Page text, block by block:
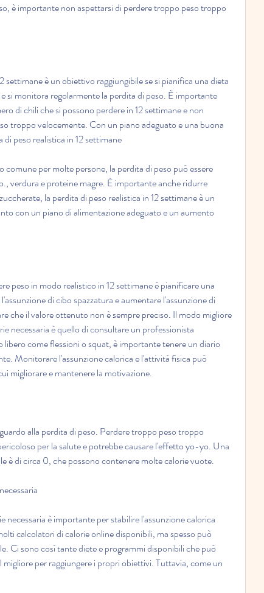
è importante non aspettarsi di perdere troppo peso troppo
settimane è un obiettivo raggiungibile se si pianifica una dieta
si monitora regolarmente la perdita di peso. È importante
di chili che si possono perdere in 12 settimane e non
troppo velocemente. Con un piano adeguato e una buona
peso realistica in 12 settimane
comune per molte persone, la perdita di peso può essere
verdura e proteine magre. È importante anche ridurre
la perdita di peso realistica in 12 settimane è un
con un piano di alimentazione adeguato e un aumento
peso in modo realistico in 12 settimane è pianificare una
di cibo spazzatura e aumentare l'assunzione di
che il valore ottenuto non è sempre preciso. Il modo migliore
necessaria è quello di consultare un professionista
libero come flessioni o squat, è importante tenere un diario
Monitorare l'assunzione calorica e l'attività fisica può
migliorare e mantenere la motivazione.
alla perdita di peso. Perdere troppo peso troppo
per la salute e potrebbe causare l'effetto yo-yo. Una
è di circa 0, che possono contenere molte calorie vuote.
necessaria è importante per stabilire l'assunzione calorica
calcolatori di calorie online disponibili, ma spesso può
Ci sono così tante diete e programmi disponibili che può
migliore per raggiungere i propri obiettivi. Tuttavia, come un